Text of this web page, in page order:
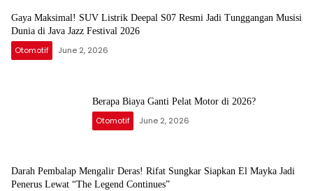
Gaya Maksimal! SUV Listrik Deepal S07 Resmi Jadi Tunggangan Musisi
Dunia di Java Jazz Festival 2026
Otomotif June 2, 2026
Berapa Biaya Ganti Pelat Motor di 2026?
Otomotif June 2, 2026
Darah Pembalap Mengalir Deras! Rifat Sungkar Siapkan El Mayka Jadi
Penerus Lewat “The Legend Continues”